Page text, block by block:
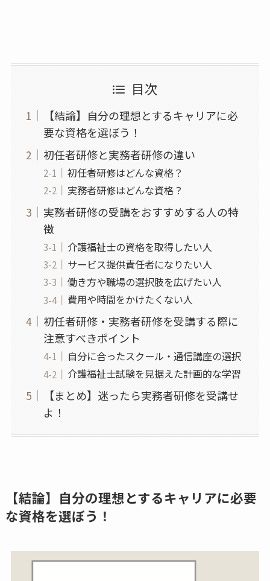
目次
【結論】自分の理想とするキャリアに必
要な資格を選ぼう！
初任者研修と実務者研修の違い
初任者研修はどんな資格？
実務者研修はどんな資格？
実務者研修の受講をおすすめする人の特
徴
介護福祉士の資格を取得したい人
サービス提供責任者になりたい人
働き方や職場の選択肢を広げたい人
費用や時間をかけたくない人
初任者研修・実務者研修を受講する際に
注意すべきポイント
自分に合ったスクール・通信講座の選択
介護福祉士試験を見据えた計画的な学習
【まとめ】迷ったら実務者研修を受講せ
よ！
【結論】 自分の理想とするキャリアに必要
な資格を選ぼう！